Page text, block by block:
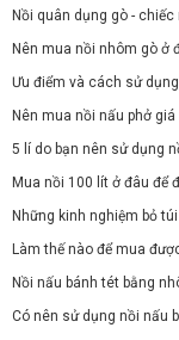
Nồi quân dụng gò -
Nên mua nồi nhôm gò ở
Ưu điểm và cách sử
Nên mua nồi nấu phở
5 lí do bạn nên sử dụng
Mua nồi 100 lít ở đâu để
Những kinh nghiệm bỏ
Làm thế nào để mua
Nồi nấu bánh tét bằng
Có nên sử dụng nồi nấu